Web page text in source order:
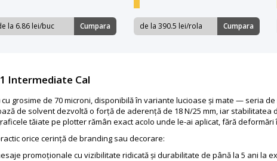
la 6.86 lei/buc Cumpara de la 390.5 lei/rola Cumpara
Intermediate Cal
grosime de 70 microni, disponibilă în variante lucioase și mate — seria
de solvent dezvoltă o forță de aderență de 18 N/25 mm, iar stabilitatea
tăiate pe plotter rămân exact acolo unde le-ai aplicat, fără deformări
orice cerință de branding sau decorare:
promoționale cu vizibilitate ridicată și durabilitate de până la 5 ani la